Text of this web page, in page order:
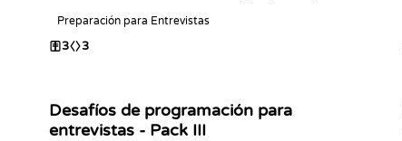
Preparación para Entrevistas
3 3
Desafíos de programación para
entrevistas - Pack III